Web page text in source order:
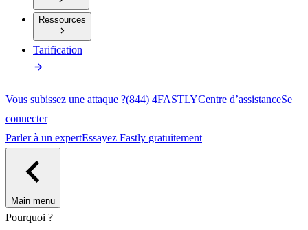
Ressources
Tarification
Vous subissez une attaque ?(844) 4FASTLYCentre d’assistanceSe
connecter
Parler à un expertEssayez Fastly gratuitement
Main menu
Pourquoi ?